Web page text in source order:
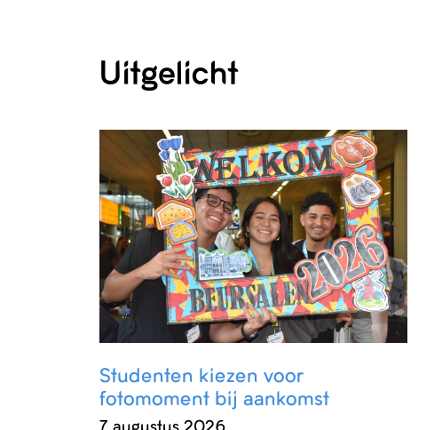
Uitgelicht
Studenten kiezen voor
fotomoment bij aankomst